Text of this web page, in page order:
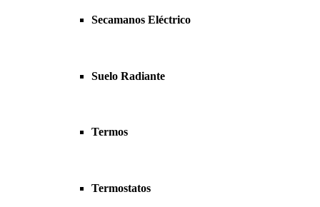
Secamanos Eléctrico
Suelo Radiante
Termos
Termostatos